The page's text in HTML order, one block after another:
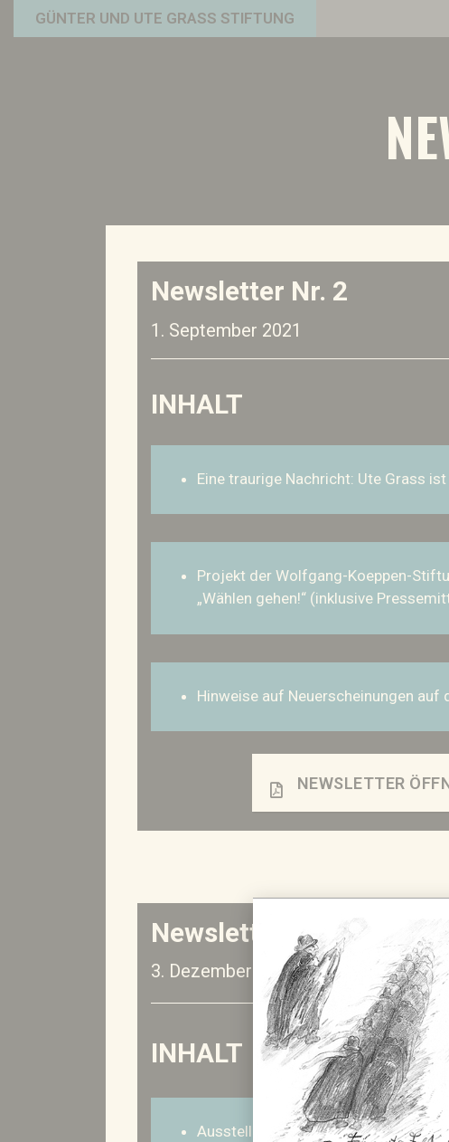
GÜNTER UND UTE GRASS STIFTUNG
Newsletter Nr. 2
1. September 2021
INHALT
Eine traurige Nachricht: Ute Grass ist
Projekt der Wolfgang-Koeppen-
„Wählen gehen!“ (inklusive
Hinweise auf Neuerscheinungen auf
NEWSLETTER
Newsletter Nr. 1
3. Dezember 2019
INHALT
Ausstellungen und Veranstaltungen